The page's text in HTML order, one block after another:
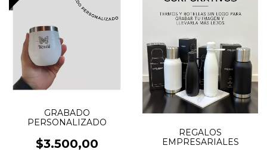
GRABADO
PERSONALIZADO
$3.500,00
REGALOS
EMPRESARIALES